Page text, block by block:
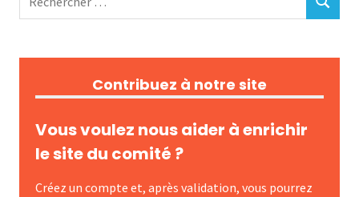
Contribuez à notre site
Vous voulez nous aider à enrichir
le site du comité ?
Créez un compte et, après validation, vous pourrez